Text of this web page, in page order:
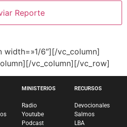
width=»1/6″][/vc_column]
vc_column][/vc_row]
MINISTERIOS
Radio
Youtube
Podcast
RECURSOS
Devocionales
Salmos
LBA